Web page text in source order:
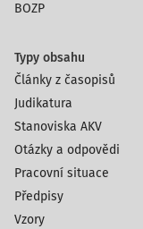
BOZP
Typy obsahu
Články z časopisů
Judikatura
Stanoviska AKV
Otázky a odpovědi
Pracovní situace
Předpisy
Vzory